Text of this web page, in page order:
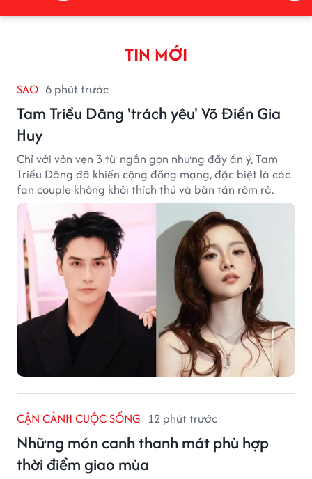
TIN MỚI
SAO 6 phút trước
Tam Triều Dâng 'trách yêu' Võ Điền Gia
Huy
Chỉ với vỏn vẹn 3 từ ngắn gọn nhưng đầy ẩn ý, Tam
Triều Dâng đã khiến cộng đồng mạng, đặc biệt là các
fan couple không khỏi thích thú và bàn tán rôm rả.
CẬN CẢNH CUỘC SỐNG 12 phút trước
Những món canh thanh mát phù hợp
thời điểm giao mùa